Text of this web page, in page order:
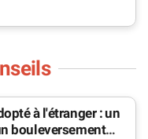
à l'étranger : un
bouleversement